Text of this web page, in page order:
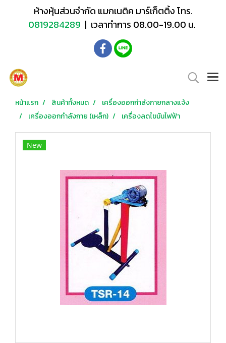
ห้างหุ้นส่วนจำกัด แมกเนติค มาร์เก็ตติ้ง โทร.
0819284289 | เวลาทำการ 08.00-19.00 น.
หน้าแรก สินค้าทั้งหมด
เครื่องออกกำลังกายกลางแจ้ง
เครื่องออกกำลังกาย (เหล็ก)
เครื่องลดไขมันไฟฟ้า
New